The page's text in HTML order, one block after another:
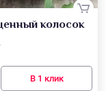
колосок